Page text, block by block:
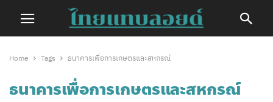
Home Tags ธนาคารเพื่อการเกษตรและสหกรณ์
ธนาคารเพื่อการเกษตรและสหกรณ์